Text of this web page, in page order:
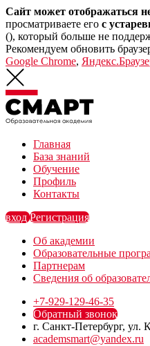
Сайт может отображаться
просматриваете его с
(), который больше не
Рекомендуем обновить
Google Chrome,
Главная
База знаний
Обучение
Профиль
Контакты
входРегистрация
Об академии
Образовательные
Партнерам
Сведения об
+7-929-129-46-35
Обратный звонок
г. Санкт-Петербург, ул.
academsmart@yandex.ru